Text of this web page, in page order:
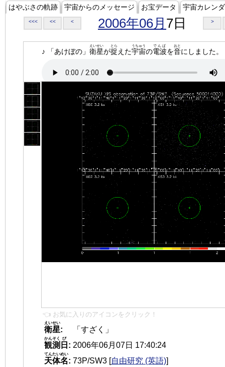
はやぶさの軌跡 宇宙からのメッセージ お宝データ 宇宙カレン
<<< << < 2006年06月 7日 >
♪ 「あけぼの」 衛星
えいせい
が捉
とら
えた宇宙
うちゅう
の電波
でんぱ
を音
おと
にしました。
👈 お気に入りのアイコンをクリック！
衛星
えいせい
:
「すざく」
観測
かんそく
日
び
: 2006年06月07日 17:40:24
天体名
てんたいめい
: 73P/SW3 [自由研究 (英語)]